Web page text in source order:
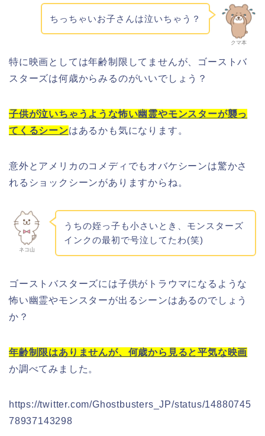
クマ本
ちっちゃいお子さんは泣いちゃう？
特に映画としては年齢制限してませんが、ゴーストバ
スターズは何歳からみるのがいいでしょう？
子供が泣いちゃうような怖い幽霊やモンスターが襲っ
てくるシーンはあるかも気になります。
意外とアメリカのコメディでもオバケシーンは驚かさ
れるショックシーンがありますからね。
ネコ山
うちの姪っ子も小さいとき、モンスターズ
インクの最初で号泣してたわ(笑)
ゴーストバスターズには子供がトラウマになるような
怖い幽霊やモンスターが出るシーンはあるのでしょう
か？
年齢制限はありませんが、何歳から見ると平気な映画
か調べてみました。
https://twitter.com/Ghostbusters_JP/status/14880745
78937143298